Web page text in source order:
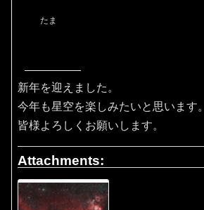
たま
新年を迎えました。
今年も星空を楽しみたいと思います。
皆様よろしくお願いします。
Attachments: